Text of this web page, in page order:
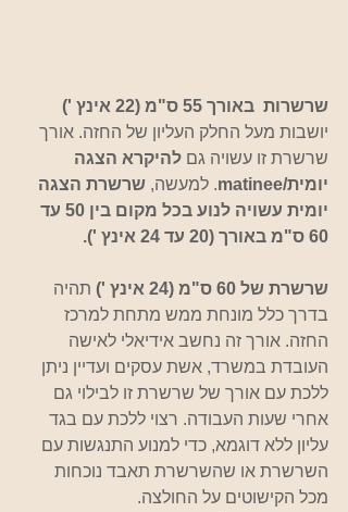
שרשרות  באורך 55 ס"מ (22 אינץ ')
יושבות מעל החלק העליון של החזה. אורך
שרשרת זו עשויה גם להיקרא הצגה
יומית/matinee
. למעשה, שרשרת הצגה
יומית עשויה לנוע בכל מקום בין 50 עד
60 ס"מ באורך (20 עד 24 אינץ ').
שרשרת של 60 ס"מ (24 אינץ ')
תהיה
בדרך כלל מונחת ממש מתחת למרכז
החזה. אורך זה נחשב אידיאלי לאישה
העובדת במשרד, אשת עסקים ועדיין ניתן
ללכת עם אורך של שרשרת זו לבילוי גם
אחרי שעות העבודה. רצוי ללכת עם בגד
עליון ללא דוגמא, כדי למנוע התנגשות עם
השרשרת או שהשרשרת תאבד נוכחות
מכל הקישוטים על החולצה.